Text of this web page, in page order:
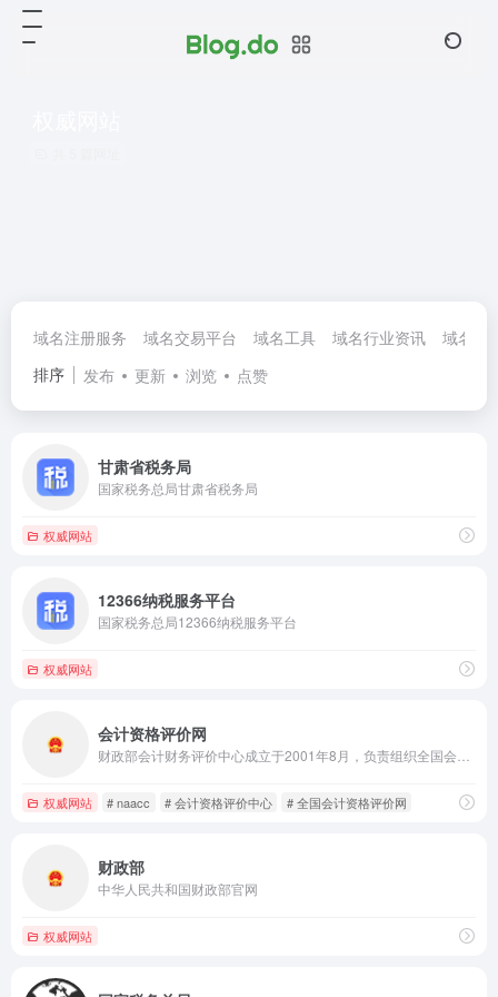
域名注册服务 域名交易平台 域名工具 域名行业资讯
域名论
排序
发布 更新 浏览 点赞
甘肃省税务局
国家税务总局甘肃省税务局
权威网站
12366纳税服务平台
国家税务总局12366纳税服务平台
权威网站
会计资格评价网
权威网站 # naacc # 会计资格评价中心 # 全国会计资格评价网
财政部
中华人民共和国财政部官网
权威网站